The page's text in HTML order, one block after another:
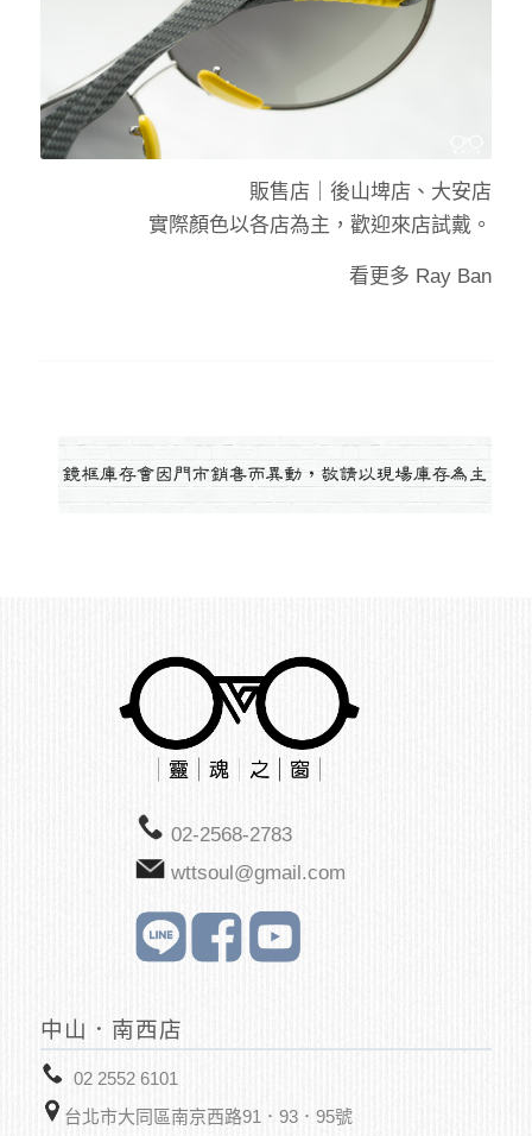
販售店｜後山埤店、大安店
實際顏色以各店為主，歡迎來店試戴。
看更多 Ray Ban
02-2568-2783
wttsoul@gmail.com
中山．南西店
02 2552 6101
台北市大同區南京西路91．93．95號